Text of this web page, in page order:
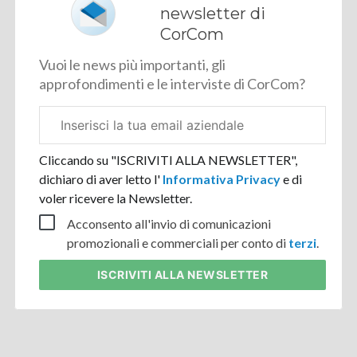
newsletter di
CorCom
Vuoi le news più importanti, gli
approfondimenti e le interviste di CorCom?
aziendale
Cliccando su "ISCRIVITI ALLA NEWSLETTER",
dichiaro di aver letto l' Informativa Privacye di
voler ricevere la Newsletter.
Acconsento all'invio di comunicazioni
promozionali e commerciali per conto di terzi.
ISCRIVITI ALLA NEWSLETTER